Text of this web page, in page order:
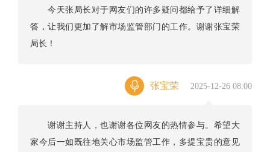
今天张局长对于网友们的许多疑问都给予了详细解
答，让我们更加了解市场监管部门的工作。谢谢张宝荣
局长！
张宝荣 2025-12-26 08:00
谢谢主持人，也谢谢各位网友的热情参与。希望大
家今后一如既往地关心市场监管工作，多提宝贵的意见